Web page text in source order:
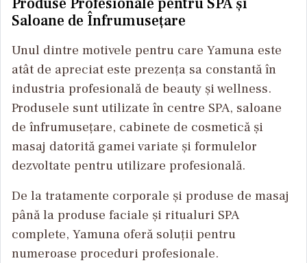
Saloane de Înfrumusețare
Unul dintre motivele pentru care Yamuna este
atât de apreciat este prezența sa constantă în
industria profesională de beauty și wellness.
Produsele sunt utilizate în centre SPA, saloane
de înfrumusețare, cabinete de cosmetică și
masaj datorită gamei variate și formulelor
dezvoltate pentru utilizare profesională.
De la tratamente corporale și produse de masaj
până la produse faciale și ritualuri SPA
complete, Yamuna oferă soluții pentru
numeroase proceduri profesionale.